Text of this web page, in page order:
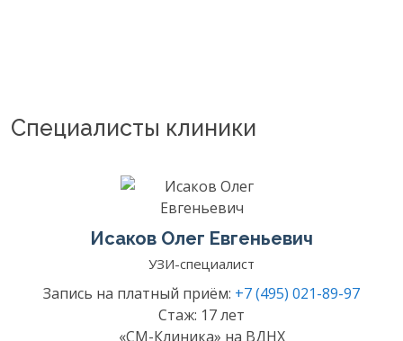
Специалисты клиники
Исаков Олег Евгеньевич
УЗИ-специалист
Запись на платный приём: +7 (495) 021-89-97
Стаж: 17 лет
«СМ-Клиника» на ВДНХ